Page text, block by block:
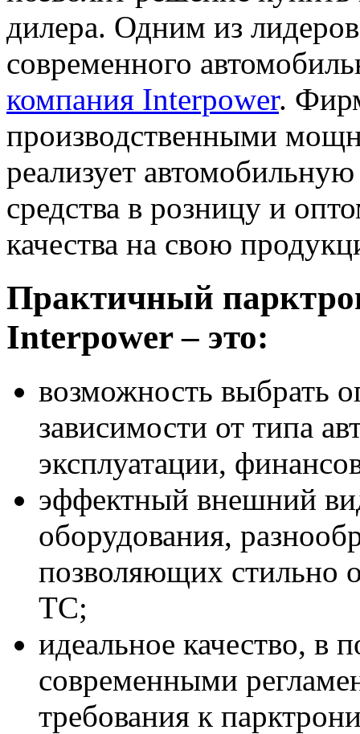
дилера. Одним из
современного
компания Interpower.
производственными
реализует
средства в розницу и
качества на свою
Практичный
Interpower – это:
возможность выбрать
зависимости от типа
эксплуатации,
эффектный внешний
оборудования,
позволяющих стильно
ТС;
идеальное качество, в
современными
требования к